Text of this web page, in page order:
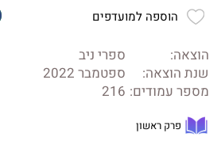
הוספה למועדפים
הוצאה:
ספרי ניב
שנת הוצאה:
ספטמבר 2022
מספר עמודים: 216
פרק ראשון